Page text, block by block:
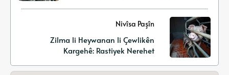
Nivîsa Paşîn
Zilma li Heywanan li Çewlikên
Kargehê: Rastiyek Nerehet